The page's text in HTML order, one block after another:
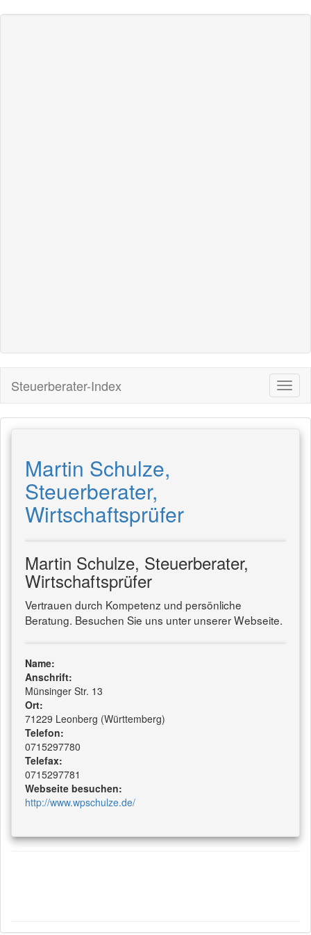
Steuerberater-Index
Martin Schulze,
Steuerberater,
Wirtschaftsprüfer
Martin Schulze, Steuerberater,
Wirtschaftsprüfer
Vertrauen durch Kompetenz und persönliche
Beratung. Besuchen Sie uns unter unserer Webseite.
Name:
Anschrift:
Münsinger Str. 13
Ort:
71229 Leonberg (Württemberg)
Telefon:
0715297780
Telefax:
0715297781
Webseite besuchen:
http://www.wpschulze.de/